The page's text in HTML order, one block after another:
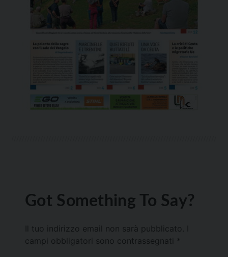
Got Something To Say?
Il tuo indirizzo email non sarà pubblicato.
campi obbligatori sono contrassegnati *